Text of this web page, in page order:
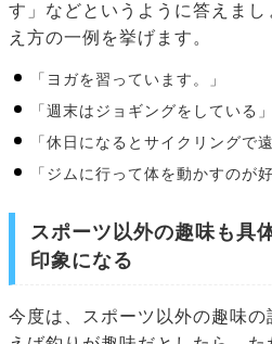
す」などというように答えま
え方の一例を挙げます。
「ヨガを習っています。」
「週末はジョギングをしている」
「休日になるとサイクリングで
「ジムに行って体を動かすのが
スポーツ以外の趣味も具
印象になる
今度は、スポーツ以外の趣味